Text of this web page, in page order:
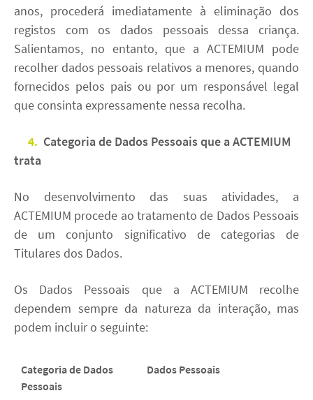
anos, procederá imediatamente à eliminação dos
registos com os dados pessoais dessa criança.
Salientamos, no entanto, que a ACTEMIUM pode
recolher dados pessoais relativos a menores, quando
fornecidos pelos pais ou por um responsável legal
que consinta expressamente nessa recolha.
4. Categoria de Dados Pessoais que a ACTEMIUM
trata
No desenvolvimento das suas atividades, a
ACTEMIUM procede ao tratamento de Dados Pessoais
de um conjunto significativo de categorias de
Titulares dos Dados.
Os Dados Pessoais que a ACTEMIUM recolhe
dependem sempre da natureza da interação, mas
podem incluir o seguinte:
Categoria de Dados
Pessoais
Dados Pessoais